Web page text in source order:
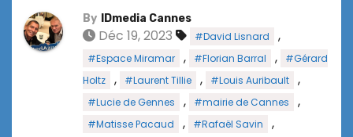
By IDmedia Cannes
Déc 19, 2023 #David Lisnard ,
#Espace Miramar , #Florian Barral ,
#Gérard
Holtz
, #Laurent Tillie , #Louis Auribault ,
#Lucie de Gennes , #mairie de Cannes ,
#Matisse Pacaud , #Rafaël Savin ,